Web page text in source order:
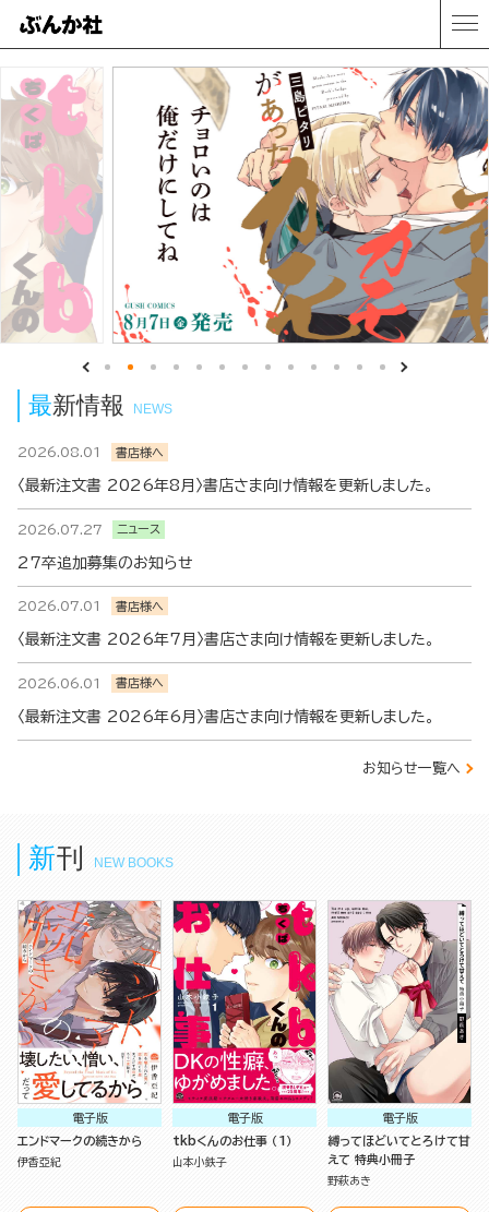
最新情報 NEWS
書店様へ
2026.08.01
〈最新注文書 2026年8月〉書店さま向け情報を更新しました。
ニュース
2026.07.27
27卒追加募集のお知らせ
書店様へ
2026.07.01
〈最新注文書 2026年7月〉書店さま向け情報を更新しました。
書店様へ
2026.06.01
〈最新注文書 2026年6月〉書店さま向け情報を更新しました。
お知らせ一覧へ
新刊 NEW BOOKS
電子版
エンドマークの続きから
伊香亞紀
電子版
tkbくんのお仕事 （1）
山本小鉄子
電子版
縛ってほどいてとろけて甘
えて 特典小冊子
野萩あき